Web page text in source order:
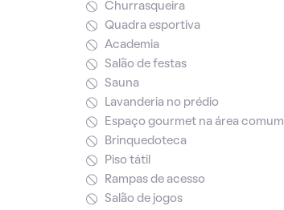
Churrasqueira
Quadra esportiva
Academia
Salão de festas
Sauna
Lavanderia no prédio
Espaço gourmet na área comum
Brinquedoteca
Piso tátil
Rampas de acesso
Salão de jogos